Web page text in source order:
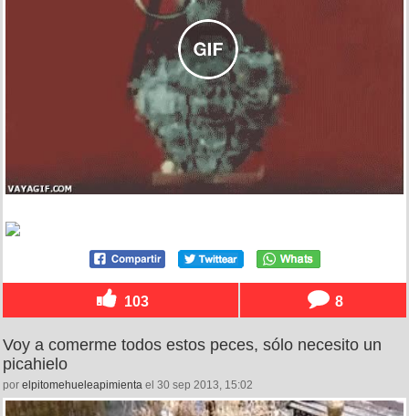
103 8
Voy a comerme todos estos peces, sólo necesito un
picahielo
por elpitomehueleapimienta el 30 sep 2013, 15:02